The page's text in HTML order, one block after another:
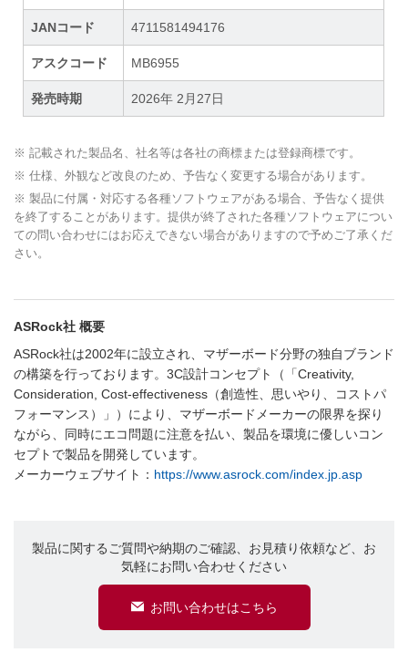
JANコード 4711581494176
アスクコード MB6955
発売時期 2026年 2月27日
※ 記載された製品名、社名等は各社の商標または登録商標です。
※ 仕様、外観など改良のため、予告なく変更する場合があります。
※ 製品に付属・対応する各種ソフトウェアがある場合、予告なく提供
を終了することがあります。提供が終了された各種ソフトウェアについ
ての問い合わせにはお応えできない場合がありますので予めご了承くだ
さい。
ASRock社 概要
ASRock社は2002年に設立され、マザーボード分野の独自ブランド
の構築を行っております。3C設計コンセプト（「Creativity,
Consideration, Cost-effectiveness（創造性、思いやり、コストパ
フォーマンス）」）により、マザーボードメーカーの限界を探り
ながら、同時にエコ問題に注意を払い、製品を環境に優しいコン
セプトで製品を開発しています。
メーカーウェブサイト： https://www.asrock.com/index.jp.asp
製品に関するご質問や納期のご確認、お見積り依頼など、お
気軽にお問い合わせください
お問い合わせはこちら